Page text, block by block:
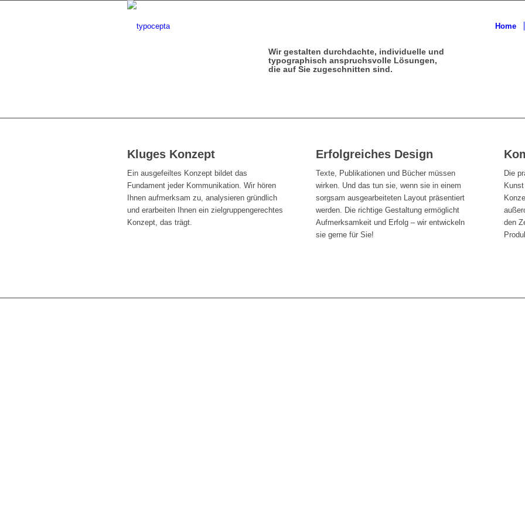
Home
Wir gestalten durchdachte, individuelle und
typographisch anspruchsvolle Lösungen,
die auf Sie zugeschnitten sind.
Kluges Konzept
Ein ausgefeiltes Konzept bildet das
Fundament jeder Kommunikation. Wir hören
Ihnen aufmerksam zu, analysieren gründlich
und erarbeiten Ihnen ein zielgruppengerechtes
Konzept, das trägt.
Erfolgreiches Design
Texte, Publikationen und Bücher müssen
wirken. Und das tun sie, wenn sie in einem
sorgsam ausgearbeiteten Layout präsentiert
werden. Die richtige Gestaltung ermöglicht
Aufmerksamkeit und Erfolg – wir entwickeln
sie gerne für Sie!
Die
den